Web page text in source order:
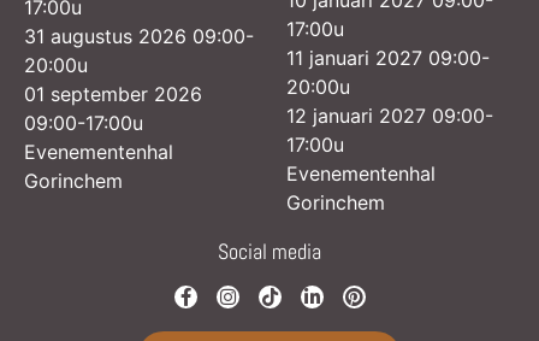
17:00u
31 augustus 2026 09:00-
20:00u
01 september 2026
09:00-17:00u
Evenementenhal
Gorinchem
17:00u
11 januari 2027 09:00-
20:00u
12 januari 2027 09:00-
17:00u
Evenementenhal
Gorinchem
Social media